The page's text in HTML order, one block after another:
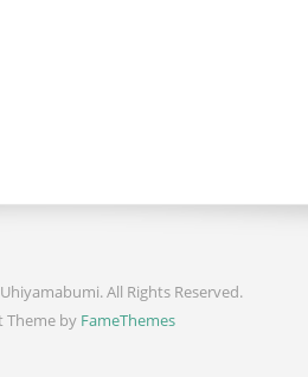
All Rights Reserved.
Theme by FameThemes